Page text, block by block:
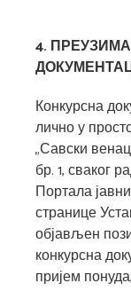
4.
Конкурсна
лично у
„Савски
бр. 1, сваког
Портала
странице
објављен
конкурсна
пријем понуда,